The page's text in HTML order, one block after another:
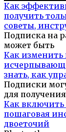
Как
получить
советы,
Подписка на
может быть
Как
знать, как
Подписки
для получения
Как включить
пошаговая
двоеточий